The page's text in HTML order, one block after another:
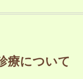
療について